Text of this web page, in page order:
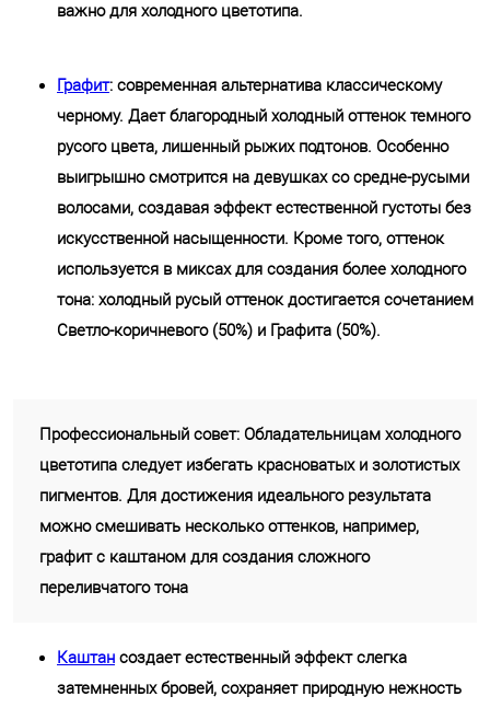
важно для холодного цветотипа.
Графит: современная альтернатива классическому
черному. Дает благородный холодный оттенок темного
русого цвета, лишенный рыжих подтонов. Особенно
выигрышно смотрится на девушках со средне-русыми
волосами, создавая эффект естественной густоты без
искусственной насыщенности. Кроме того, оттенок
используется в миксах для создания более холодного
тона: холодный русый оттенок достигается сочетанием
Светло-коричневого (50%) и Графита (50%).
Профессиональный совет: Обладательницам холодного
цветотипа следует избегать красноватых и золотистых
пигментов. Для достижения идеального результата
можно смешивать несколько оттенков, например,
графит с каштаном для создания сложного
переливчатого тона
Каштан создает естественный эффект слегка
затемненных бровей, сохраняет природную нежность